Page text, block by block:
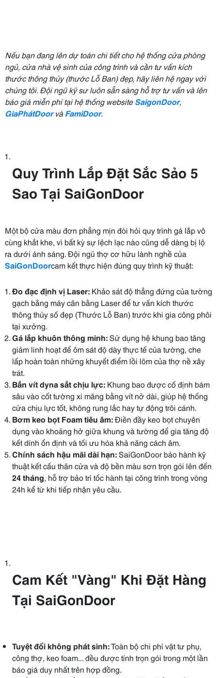
Nếu bạn đang lên dự toán chi tiết cho hệ thống cửa phòng
ngủ, cửa nhà vệ sinh của công trình và cần tư vấn kích
thước thông thủy (thước Lỗ Ban) đẹp, hãy liên hệ ngay với
chúng tôi. Đội ngũ kỹ sư luôn sẵn sàng hỗ trợ tư vấn và lên
báo giá miễn phí tại hệ thống websiteSaigonDoor,
GiaPhátDoorvàFamiDoor.
Quy Trình Lắp Đặt Sắc Sảo 5
Sao Tại SaiGonDoor
Một bộ cửa màu đơn phẳng mịn đòi hỏi quy trình gá lắp vô
cùng khắt khe, vì bất kỳ sự lệch lạc nào cũng dễ dàng bị lộ
ra dưới ánh sáng. Đội ngũ thợ cơ hữu lành nghề của
SaiGonDoorcam kết thực hiện đúng quy trình kỹ thuật:
Đo đạc định vị Laser: Khảo sát độ thẳng đứng của tường
gạch bằng máy cân bằng Laser để tư vấn kích thước
thông thủy số đẹp (Thước Lỗ Ban) trước khi gia công phôi
tại xưởng.
Gá lắp khuôn thông minh:Sử dụng hệ khung bao tăng
giảm linh hoạt để ôm sát độ dày thực tế của tường, che
lấp hoàn toàn những khuyết điểm lồi lõm của thợ nề xây
trát.
Bắn vít dyna sắt chịu lực: Khung bao được cố định bám
sâu vào cốt tường xi măng bằng vít nở dài, giúp hệ thống
cửa chịu lực tốt, không rung lắc hay tự động trôi cánh.
Bơm keo bọt Foam tiêu âm:Điền đầy keo bọt chuyên
dụng vào khoảng hở giữa khung và tường để gia tăng độ
kết dính ổn định và tối ưu hóa khả năng cách âm.
Chính sách hậu mãi dài hạn:SaiGonDoor bảo hành kỹ
thuật kết cấu thân cửa và độ bền màu sơn trọn gói lên đến
24 tháng, hỗ trợ bảo trì tốc hành tại công trình trong vòng
24h kể từ khi tiếp nhận yêu cầu.
Cam Kết "Vàng" Khi Đặt Hàng
Tại SaiGonDoor
Tuyệt đối không phát sinh:Toàn bộ chi phí vật tư phụ,
công thợ, keo foam... đều được tính trọn gói trong một lần
báo giá duy nhất trên hợp đồng.